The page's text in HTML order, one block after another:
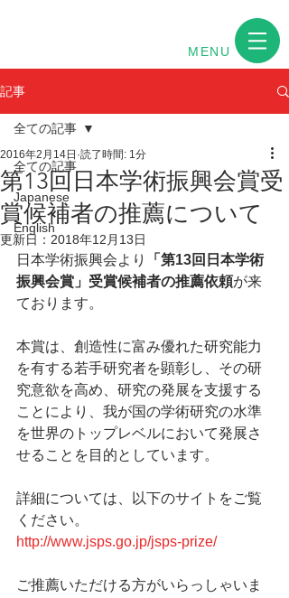
MENU
記事
全ての記事
Japanese
English
全ての記事
第13回日本学術振興会賞受
賞候補者の推薦について
2016年2月14日 読了時間: 1分
更新日： 2018年12月13日
日本学術振興会より
「第13回日本学術
振興会賞」受賞候補者の推薦依頼が来
ております。
本賞は、創造性に富み優れた研究能力
を有する若手研究者を顕彰し、その研
究意欲を高め、研究の発展を支援する
ことにより、我が国の学術研究の水準
を世界のトップレベルにおいて発展さ
せることを目的としています。
詳細については、以下のサイトをご覧
ください。
http://www.jsps.go.jp/jsps-prize/
ご推薦いただける方がいらっしゃいま